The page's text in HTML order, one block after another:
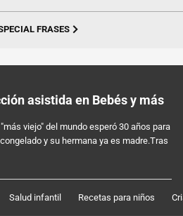
FRASES
asistida en Bebés y más
viejo" del mundo esperó 30 años para
y su hermana ya es madre.Tras
Salud infantil Recetas para niños